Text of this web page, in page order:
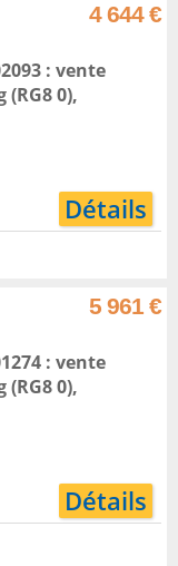
4 644 €
: vente
(RG8 0),
Détails
5 961 €
: vente
(RG8 0),
Détails